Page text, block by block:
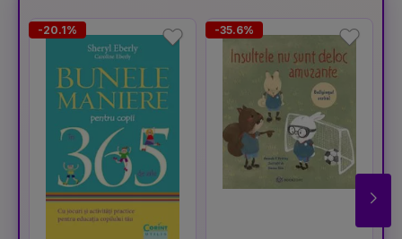
-20.1% -35.6%